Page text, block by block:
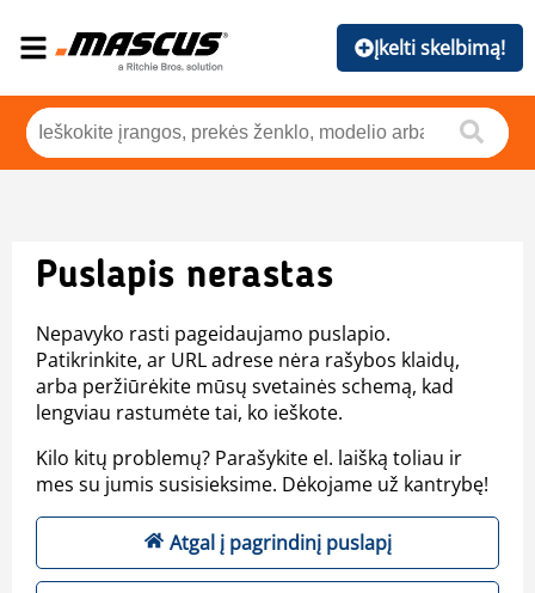
Įkelti skelbimą!
Puslapis nerastas
Nepavyko rasti pageidaujamo puslapio.
Patikrinkite, ar URL adrese nėra rašybos klaidų,
arba peržiūrėkite mūsų svetainės schemą, kad
lengviau rastumėte tai, ko ieškote.
Kilo kitų problemų? Parašykite el. laišką toliau ir
mes su jumis susisieksime. Dėkojame už kantrybę!
Atgal į pagrindinį puslapį